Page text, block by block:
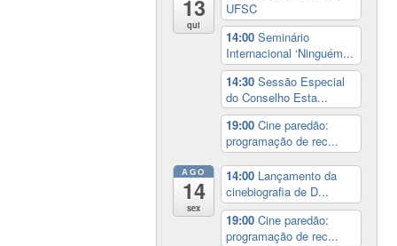
13
qui
UFSC
14:00Seminário
Internacional ‘Ninguém...
14:30Sessão Especial
do Conselho Esta...
19:00Cine paredão:
programação de rec...
AGO
14
sex
14:00 Lançamento da
cinebiografia de D...
19:00Cine paredão:
programação de rec...